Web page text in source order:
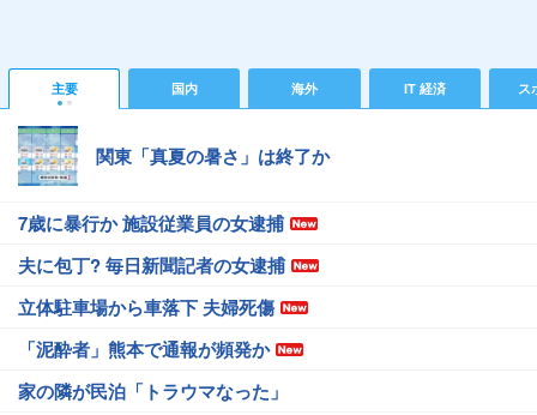
主要 国内 海外 IT 経済 ス
関東「真夏の暑さ」は終了か
7歳に暴行か 施設従業員の女逮捕
夫に包丁? 毎日新聞記者の女逮捕
立体駐車場から車落下 夫婦死傷
「泥酔者」熊本で通報が頻発か
家の隣が民泊「トラウマなった」